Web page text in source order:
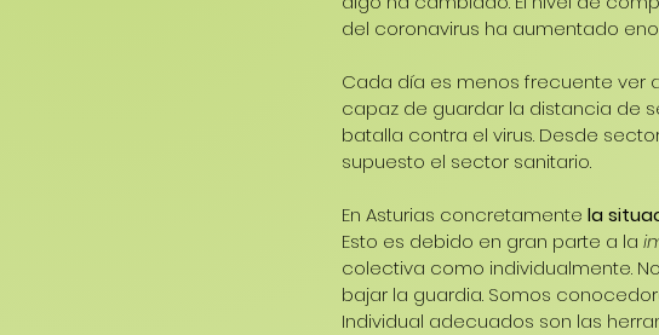
del coronavirus ha aumentado
Cada día es menos frecuente ver
capaz de guardar la distancia de
batalla contra el virus. Desde
supuesto el sector sanitario.
En Asturias concretamente la
Esto es debido en gran parte a la
colectiva como individualmente.
bajar la guardia. Somos
Individual adecuados son las